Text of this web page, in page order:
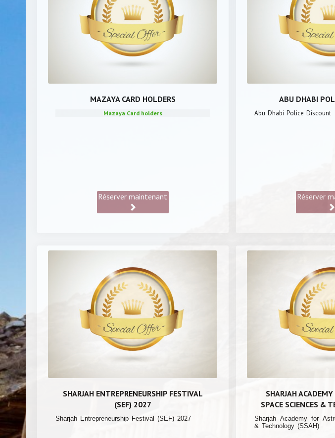
MAZAYA CARD HOLDERS
Mazaya Card holders
Réserver maintenant
ABU DHABI
Abu Dhabi Police Discount
Réserver
SHARJAH ENTREPRENEURSHIP FESTIVAL
(SEF) 2027
Sharjah Entrepreneurship Festival (SEF) 2027
SHARJAH
SPACE SCIENCES &
Sharjah Academy for
& Technology (SSAH)